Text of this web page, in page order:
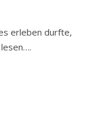
erleben durfte,